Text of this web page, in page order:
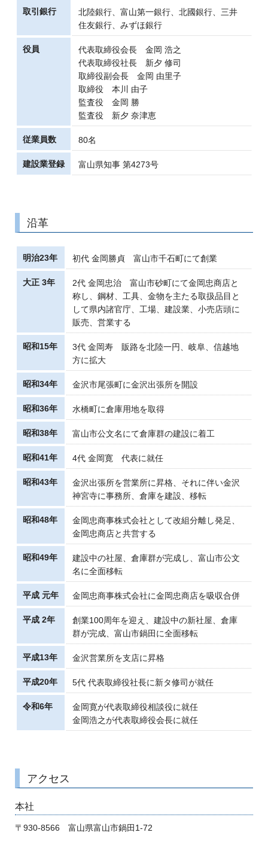
取引銀行
北陸銀行、富山第一銀行、北國銀行、三井
住友銀行、みずほ銀行
役員
代表取締役会長 金岡 浩之
代表取締役社長 新夕 修司
取締役副会長 金岡 由里子
取締役 本川 由子
監査役 金岡 勝
監査役 新夕 奈津恵
従業員数 80名
建設業登録 富山県知事 第4273号
沿革
明治23年 初代 金岡勝貞 富山市千石町にて創業
大正 3年
2代 金岡忠治 富山市砂町にて金岡忠商店と
称し、鋼材、工具、金物を主たる取扱品目と
して県内諸官庁、工場、建設業、小売店頭に
販売、営業する
昭和15年
3代 金岡寿 販路を北陸一円、岐阜、信越地
方に拡大
昭和34年 金沢市尾張町に金沢出張所を開設
昭和36年 水橋町に倉庫用地を取得
昭和38年 富山市公文名にて倉庫群の建設に着工
昭和41年 4代 金岡寛 代表に就任
昭和43年
金沢出張所を営業所に昇格、それに伴い金沢
神宮寺に事務所、倉庫を建設、移転
昭和48年
金岡忠商事株式会社として改組分離し発足、
金岡忠商店と共営する
昭和49年
建設中の社屋、倉庫群が完成し、富山市公文
名に全面移転
平成 元年 金岡忠商事株式会社に金岡忠商店を吸収合併
平成 2年
創業100周年を迎え、建設中の新社屋、倉庫
群が完成、富山市鍋田に全面移転
平成13年 金沢営業所を支店に昇格
平成20年 5代 代表取締役社長に新タ修司が就任
令和6年
金岡寛が代表取締役相談役に就任
金岡浩之が代表取締役会長に就任
アクセス
本社
〒930-8566 富山県富山市鍋田1-72